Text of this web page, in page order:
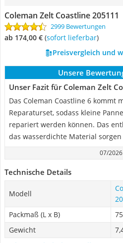
Coleman Zelt Coastline 205111
2999 Bewertungen
ab 174,00 € ( Sofort lieferbar)
Preisvergleich und
Unsere
Unser Fazit für Coleman Zelt
Das Coleman Coastline 6 kommt
Reparaturset, sodass kleine
repariert werden können. Das
das wasserdichte Material
07/2026
Technische Details
Modell
Packmaß (L x B)
Gewicht